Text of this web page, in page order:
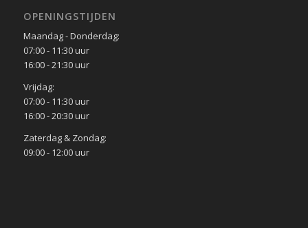
OPENINGSTIJDEN
Maandag - Donderdag:
07:00 - 11:30 uur
16:00 - 21:30 uur
Vrijdag:
07:00 - 11:30 uur
16:00 - 20:30 uur
Zaterdag & Zondag:
09:00 - 12:00 uur